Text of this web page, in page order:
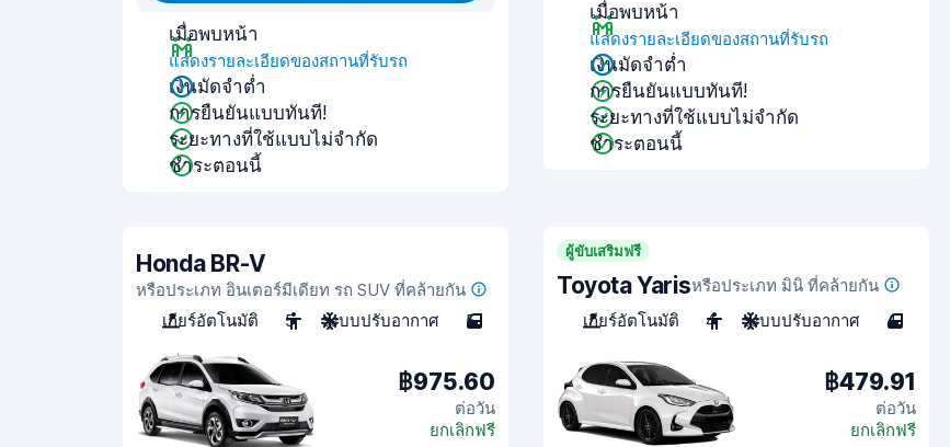
เมื่อพบหน้า
แสดงรายละเอียดของสถานที่รับรถ
เงินมัดจำต่ำ
การยืนยันแบบทันที!
ระยะทางที่ใช้แบบไม่จำกัด
ชำระตอนนี้
เมื่อพบหน้า
แสดงรายละเอียดของสถานที่รับรถ
เงินมัดจำต่ำ
การยืนยันแบบทันที!
ระยะทางที่ใช้แบบไม่จำกัด
ชำระตอนนี้
Honda BR-V
หรือประเภท อินเตอร์มีเดียท รถ SUV ที่คล้ายกัน
เกียร์อัตโนมัติ
5 ระบบปรับอากาศ 5
฿975.60
ต่อวัน
ยกเลิกฟรี
ผู้ขับเสริมฟรี
Toyota Yarisหรือประเภท มินิ ที่คล้ายกัน
เกียร์อัตโนมัติ
4 ระบบปรับอากาศ 4
฿479.91
ต่อวัน
ยกเลิกฟรี